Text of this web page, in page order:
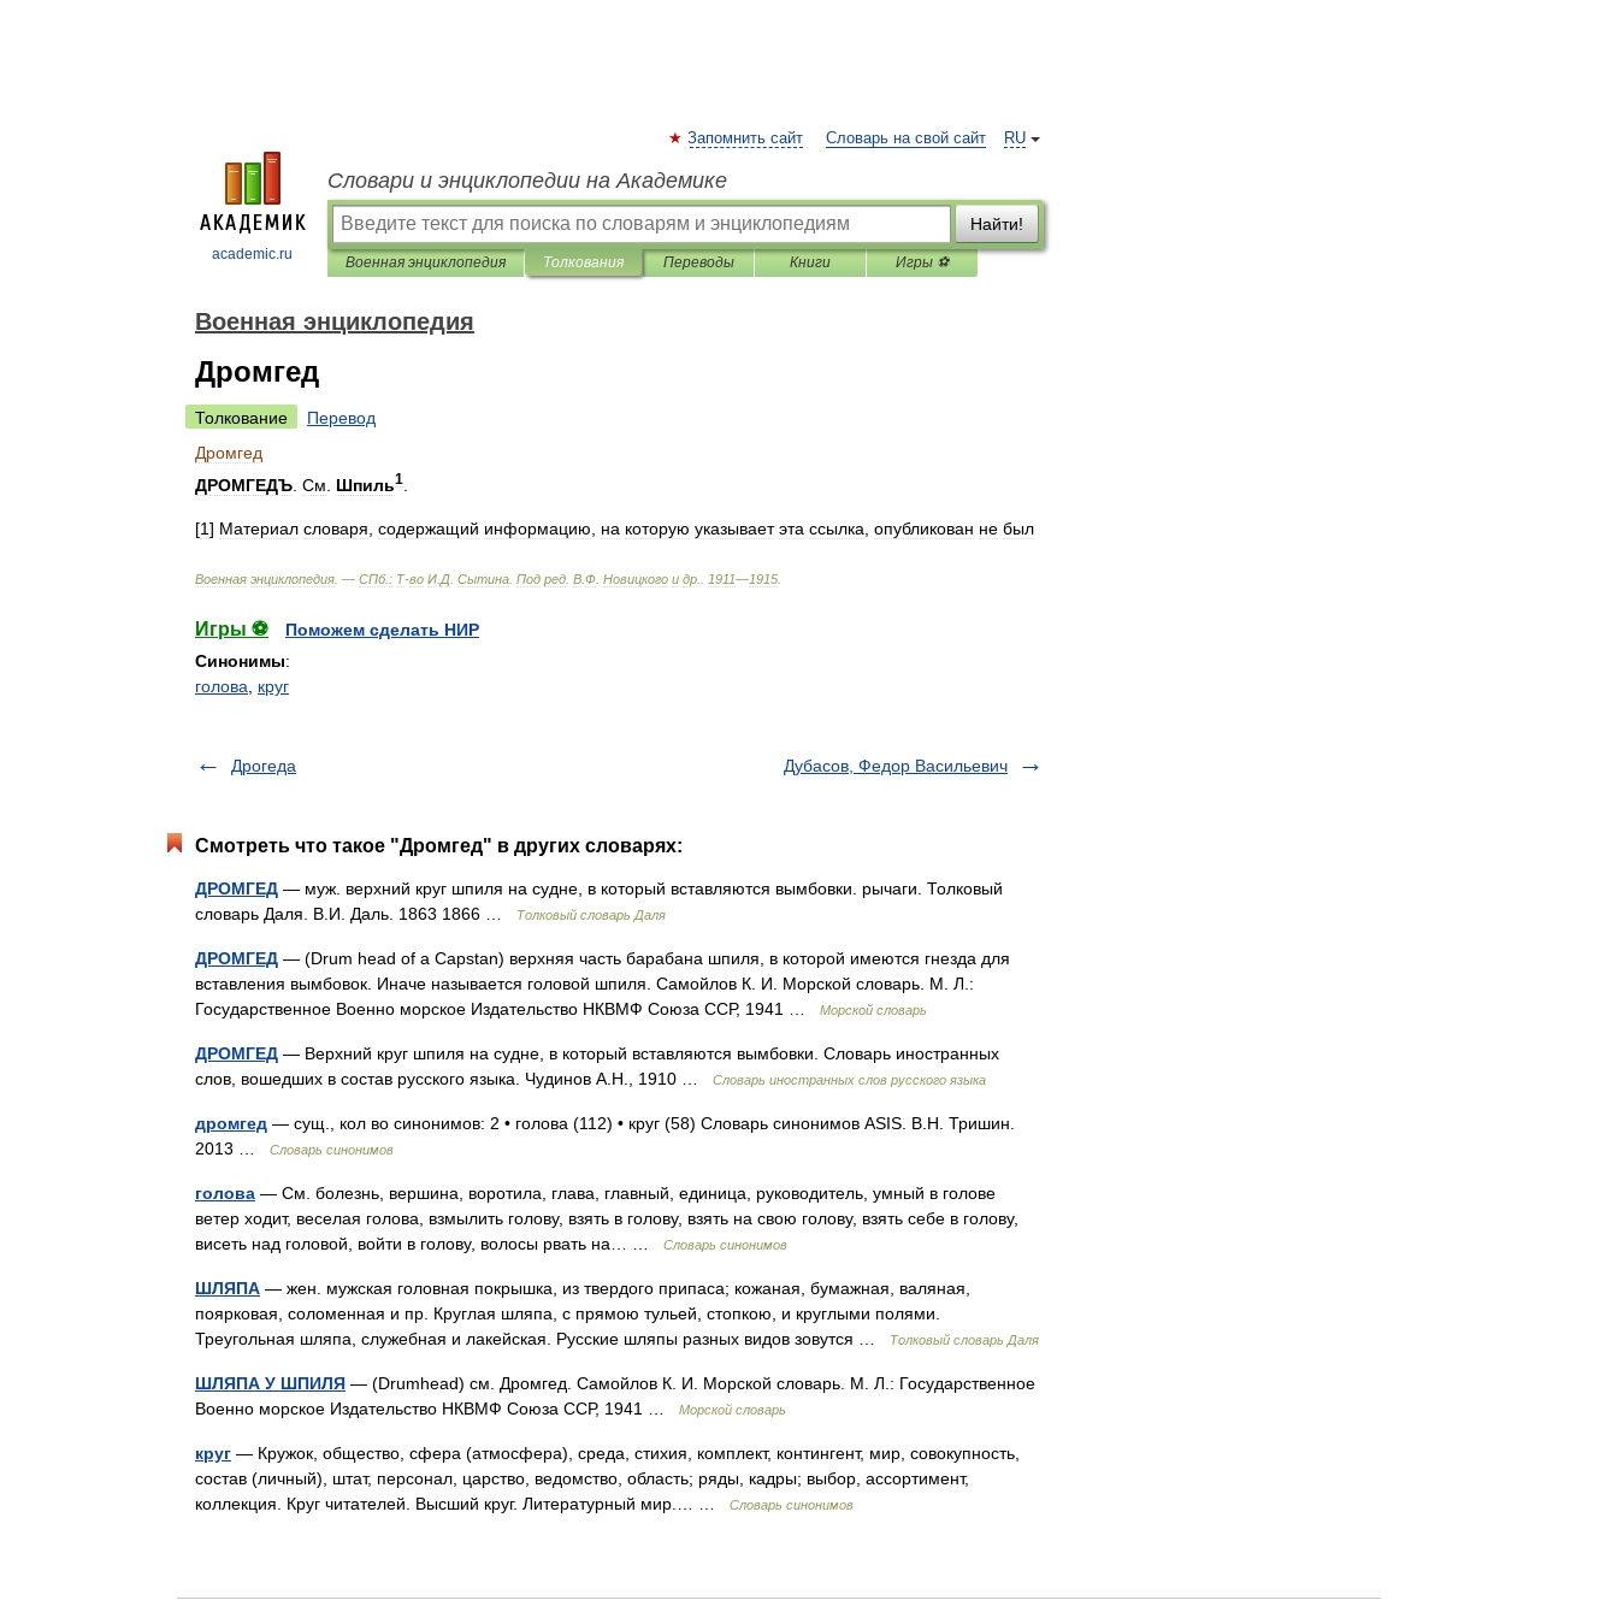
academic.ru
RU
Запомнить сайт Словарь на свой сайт
Словари и энциклопедии на Академике
Найти!
Военная энциклопедия Толкования Переводы Книги Игры ⚽
Военная энциклопедия
Дромгед
Толкование
Перевод
Дромгед
ДРОМГЕДЪ См Шпиль1
[1] Материал словаря содержащий информацию на которую указывает эта ссылка опубликован не был
Военная энциклопедия . — СПб. : Т-во И Д Сытина Под ред В Ф Новицкого и др 1911—1915
Игры ⚽
Поможем сделать НИР
Синонимы:
голова
круг
Дрогеда Дубасов, Федор Васильевич
Смотреть что такое "Дромгед" в других словарях:
ДРОМГЕД — муж. верхний круг шпиля на судне, в который вставляются вымбовки. рычаги. Толковый
словарь Даля. В.И. Даль. 1863 1866 …
Толковый словарь Даля
ДРОМГЕД — (Drum head of a Capstan) верхняя часть барабана шпиля, в которой имеются гнезда для
вставления вымбовок. Иначе называется головой шпиля. Самойлов К. И. Морской словарь. М. Л.:
Государственное Военно морское Издательство НКВМФ Союза ССР, 1941 …
Морской словарь
ДРОМГЕД — Верхний круг шпиля на судне, в который вставляются вымбовки. Словарь иностранных
слов, вошедших в состав русского языка. Чудинов А.Н., 1910 …
Словарь иностранных слов русского языка
дромгед — сущ., кол во синонимов: 2 • голова (112) • круг (58) Словарь синонимов ASIS. В.Н. Тришин.
2013 …
Словарь синонимов
голова — См. болезнь, вершина, воротила, глава, главный, единица, руководитель, умный в голове
ветер ходит, веселая голова, взмылить голову, взять в голову, взять на свою голову, взять себе в голову,
висеть над головой, войти в голову, волосы рвать на… …
Словарь синонимов
ШЛЯПА — жен. мужская головная покрышка, из твердого припаса; кожаная, бумажная, валяная,
поярковая, соломенная и пр. Круглая шляпа, с прямою тульей, стопкою, и круглыми полями.
Треугольная шляпа, служебная и лакейская. Русские шляпы разных видов зовутся …
Толковый словарь Даля
ШЛЯПА У ШПИЛЯ — (Drumhead) см. Дромгед. Самойлов К. И. Морской словарь. М. Л.: Государственное
Военно морское Издательство НКВМФ Союза ССР, 1941 …
Морской словарь
круг — Кружок, общество, сфера (атмосфера), среда, стихия, комплект, контингент, мир, совокупность,
состав (личный), штат, персонал, царство, ведомство, область; ряды, кадры; выбор, ассортимент,
коллекция. Круг читателей. Высший круг. Литературный мир.… …
Словарь синонимов